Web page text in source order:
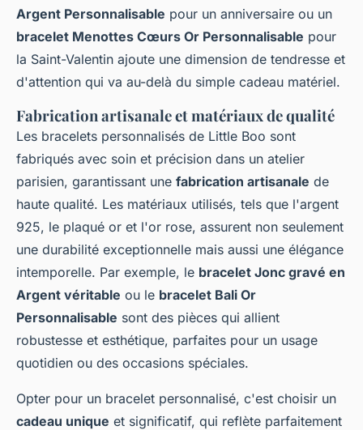
Argent Personnalisable pour un anniversaire ou un
bracelet Menottes Cœurs Or Personnalisable pour
la Saint-Valentin ajoute une dimension de tendresse et
d'attention qui va au-delà du simple cadeau matériel.
Fabrication artisanale et matériaux de qualité
Les bracelets personnalisés de Little Boo sont
fabriqués avec soin et précision dans un atelier
parisien, garantissant une fabrication artisanale de
haute qualité. Les matériaux utilisés, tels que l'argent
925, le plaqué or et l'or rose, assurent non seulement
une durabilité exceptionnelle mais aussi une élégance
intemporelle. Par exemple, le bracelet Jonc gravé en
Argent véritable ou le bracelet Bali Or
Personnalisable sont des pièces qui allient
robustesse et esthétique, parfaites pour un usage
quotidien ou des occasions spéciales.
Opter pour un bracelet personnalisé, c'est choisir un
cadeau unique et significatif, qui reflète parfaitement